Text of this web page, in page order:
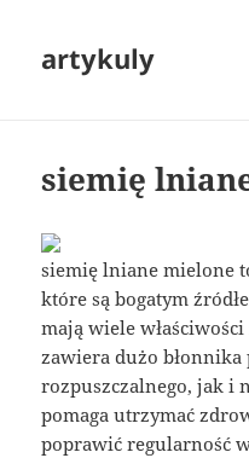
artykuly
siemię
siemię lniane mielone
które są bogatym
mają wiele
zawiera dużo
rozpuszczalnego, jak i
pomaga utrzymać
poprawić regularność